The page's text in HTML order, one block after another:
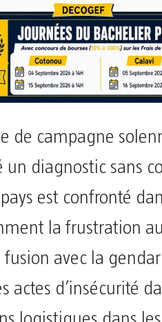
de campagne
un diagnostic sans
est confronté
la frustration
fusion avec la
actes d’insécurité